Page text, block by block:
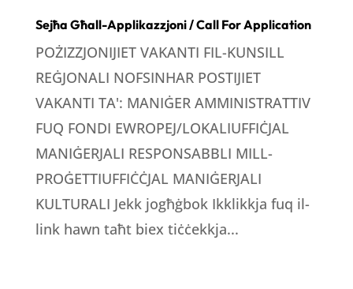
Sejħa Għall-Applikazzjoni / Call For Application
POŻIZZJONIJIET VAKANTI FIL-KUNSILL
REĠJONALI NOFSINHAR POSTIJIET
VAKANTI TA': MANIĠER AMMINISTRATTIV
FUQ FONDI EWROPEJ/LOKALIUFFIĊJAL
MANIĠERJALI RESPONSABBLI MILL-
PROĠETTIUFFIĊĊJAL MANIĠERJALI
KULTURALI Jekk jogħġbok Ikklikkja fuq il-
link hawn taħt biex tiċċekkja...